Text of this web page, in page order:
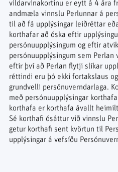
vildarvinakortinu er eytt á 4 ára
andmæla vinnslu Perlunnar á
til að fá upplýsingar leiðréttar
korthafar að óska eftir
persónuupplýsingum og eftir
persónuupplýsingum sem
eftir því að Perlan flytji slíkar
réttindi eru þó ekki fortakslaus
grundvelli persónuverndarlaga.
með persónuupplýsingar
korthafa er korthafa ávallt
Sé korthafi ósáttur við vinnslu
getur korthafi sent kvörtun til
upplýsingar á vefsíðu